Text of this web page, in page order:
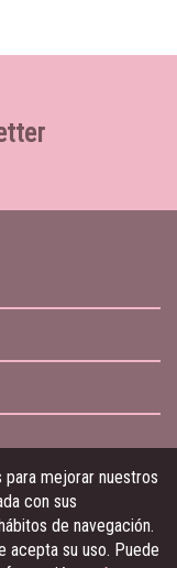
mejorar nuestros
con sus
de navegación.
acepta su uso. Puede